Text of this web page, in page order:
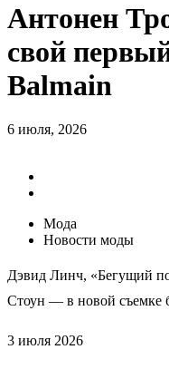
Антонен
свой
Balmain
6 июля, 2026
Мода
Новости моды
Дэвид Линч, «Бегущий
Стоун — в новой съемке
3 июля 2026